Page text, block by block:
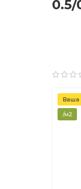
0.5/
Ваша
/м2